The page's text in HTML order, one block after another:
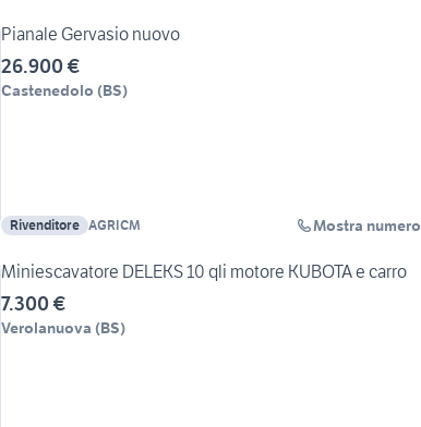
Pianale Gervasio nuovo
26.900 €
Castenedolo (BS)
Rivenditore AGRICM Mostra numero
Miniescavatore DELEKS 10 qli motore KUBOTA e carro
7.300 €
Verolanuova (BS)